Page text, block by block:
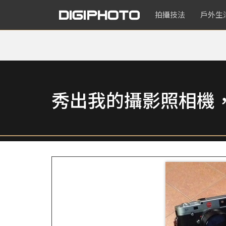
拍攝技法 戶外生
秀出我的攝影照相機